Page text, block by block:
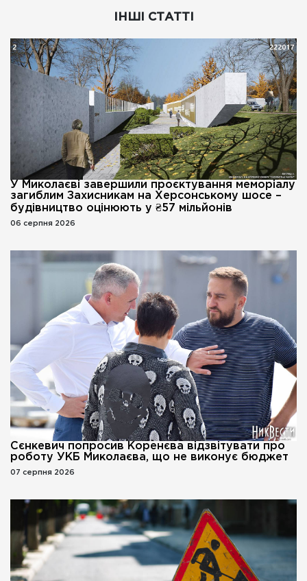
ІНШІ СТАТТІ
У Миколаєві завершили проєктування меморіалу
загиблим Захисникам на Херсонському шосе –
будівництво оцінюють у ₴57 мільйонів
06 серпня 2026
Сєнкевич попросив Коренєва відзвітувати про
роботу УКБ Миколаєва, що не виконує бюджет
07 серпня 2026